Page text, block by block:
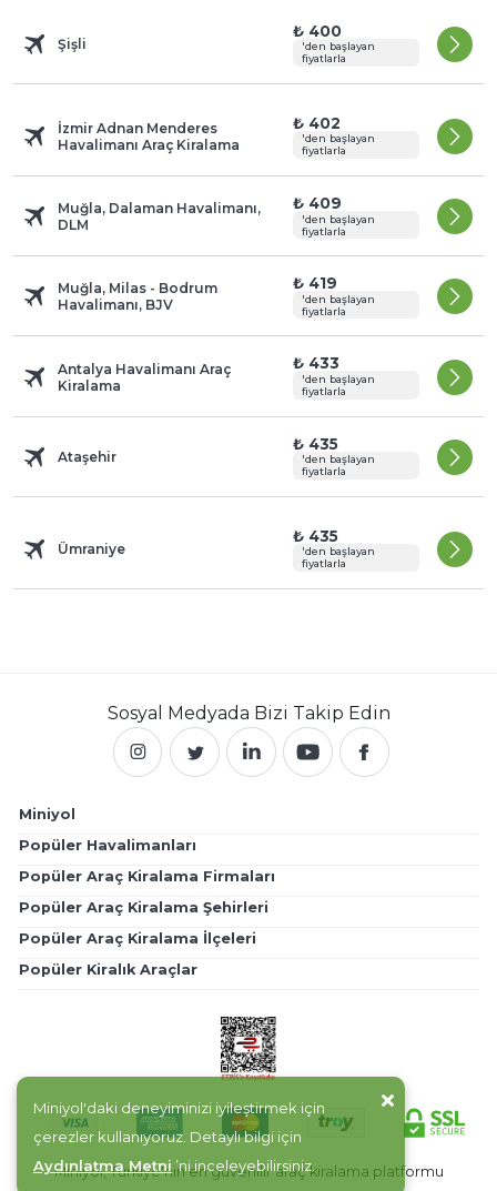
Şişli
₺ 400
'den başlayan
fiyatlarla
İzmir Adnan Menderes
Havalimanı Araç Kiralama
₺ 402
'den başlayan
fiyatlarla
Muğla, Dalaman Havalimanı,
DLM
₺ 409
'den başlayan
fiyatlarla
Muğla, Milas - Bodrum
Havalimanı, BJV
₺ 419
'den başlayan
fiyatlarla
Antalya Havalimanı Araç
Kiralama
₺ 433
'den başlayan
fiyatlarla
Ataşehir
₺ 435
'den başlayan
fiyatlarla
Ümraniye
₺ 435
'den başlayan
fiyatlarla
Sosyal Medyada Bizi Takip Edin
Miniyol
Popüler Havalimanları
Popüler Araç Kiralama Firmaları
Popüler Araç Kiralama Şehirleri
Popüler Araç Kiralama İlçeleri
Popüler Kiralık Araçlar
Miniyol, Türkiye'nin en güvenilir araç kiralama platformu
Miniyol'daki deneyiminizi iyileştirmek için
çerezler kullanıyoruz. Detaylı bilgi için
Aydınlatma Metni’ni inceleyebilirsiniz.